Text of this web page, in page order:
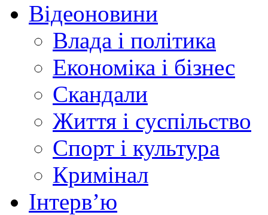
Відеоновини
Влада і політика
Економіка і бізнес
Скандали
Життя і суспільство
Спорт і культура
Кримінал
Інтерв’ю